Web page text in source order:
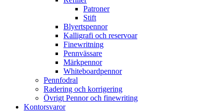
Patroner
Stift
Blyertspennor
Kalligrafi och reservoar
Finewritning
Pennvässare
Märkpennor
Whiteboardpennor
Pennfodral
Radering och korrigering
Övrigt Pennor och finewriting
Kontorsvaror